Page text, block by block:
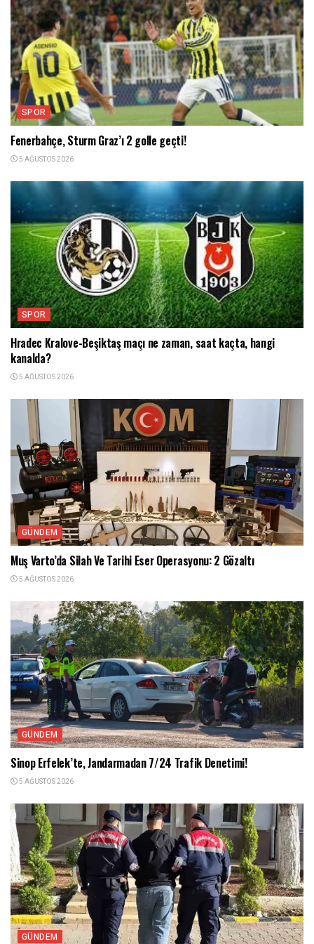
SPOR
Fenerbahçe, Sturm Graz’ı 2 golle geçti!
5 AĞUSTOS 2026
SPOR
Hradec Kralove-Beşiktaş maçı ne zaman, saat kaçta, hangi
kanalda?
5 AĞUSTOS 2026
GÜNDEM
Muş Varto’da Silah Ve Tarihi Eser Operasyonu: 2 Gözaltı
5 AĞUSTOS 2026
GÜNDEM
Sinop Erfelek’te, Jandarmadan 7/24 Trafik Denetimi!
5 AĞUSTOS 2026
GÜNDEM